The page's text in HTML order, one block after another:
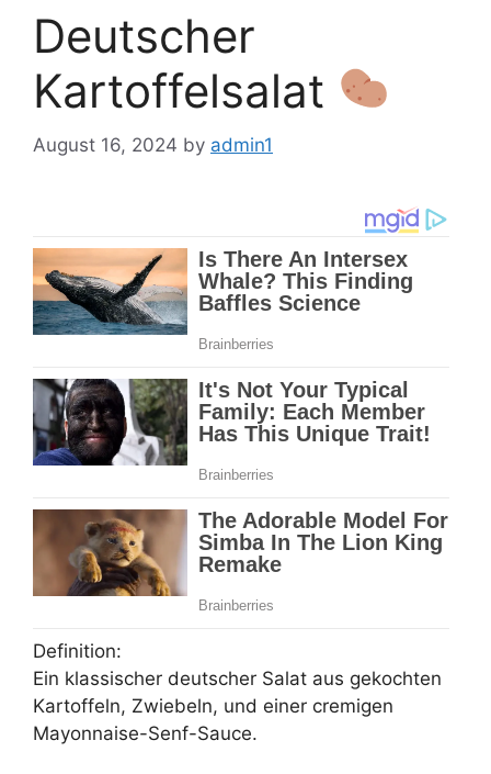
Deutscher
Kartoffelsalat
August 16, 2024 by admin1
Definition:
Ein klassischer deutscher Salat aus gekochten
Kartoffeln, Zwiebeln, und einer cremigen
Mayonnaise-Senf-Sauce.